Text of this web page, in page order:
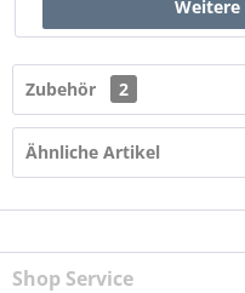
Zubehör 2
Ähnliche Artikel
Shop Service